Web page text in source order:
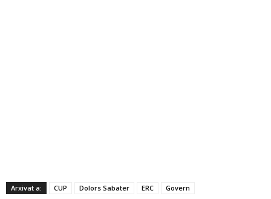
Arxivat a: CUP Dolors Sabater ERC
Govern